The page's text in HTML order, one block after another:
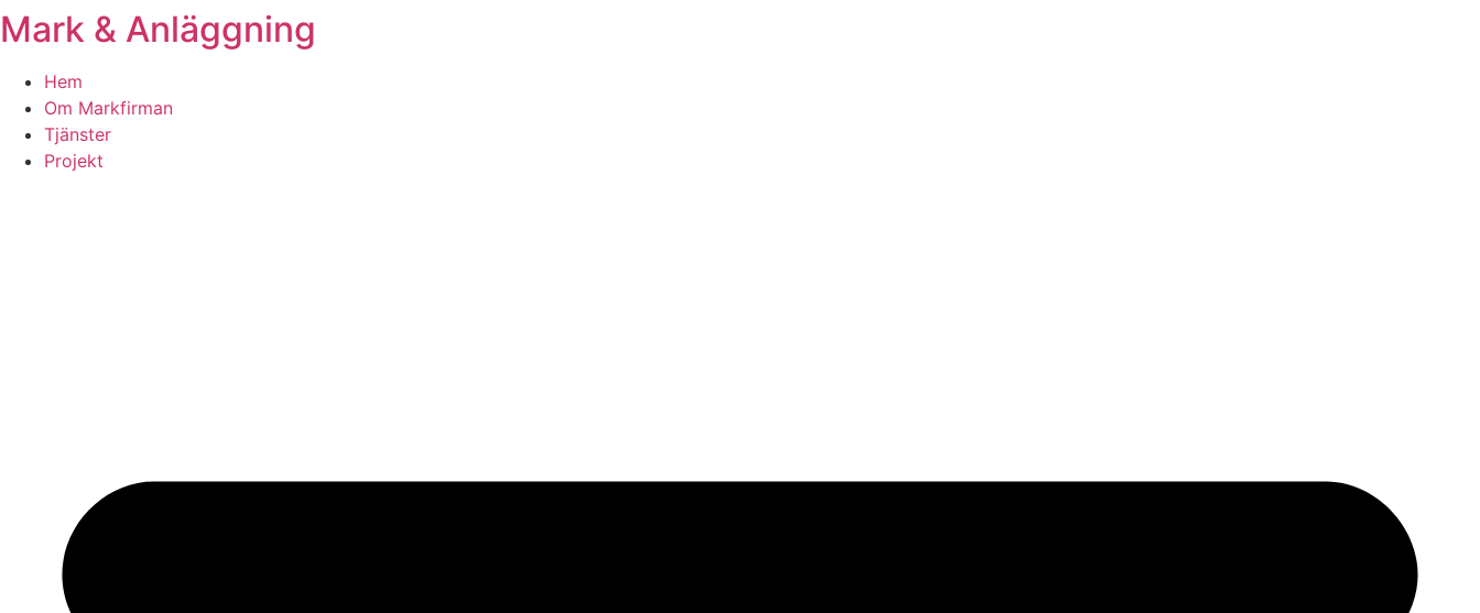
Skip
to
content
Mark & Anläggning
Hem
Om Markfirman
Tjänster
Projekt